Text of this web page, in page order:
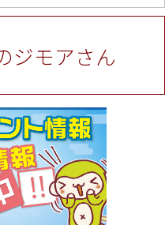
で更に買い取り金額 U
は除く（大黒屋 高田馬場
より全品5％OFF（ナチ
ョップ［マキマキ］）
特価 VIO脱毛11,000円
ックス脱毛サロン Mickle
ス 3,500円→3,000円（料
創作イタリアン Pia Cu
ジモアさん